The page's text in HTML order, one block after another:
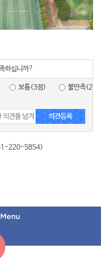
하십니까?
보통(3점)
220-5854)